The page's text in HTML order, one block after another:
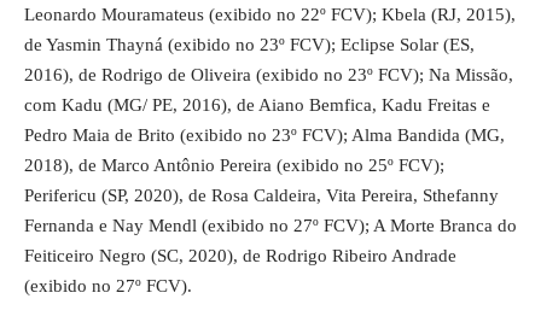
Leonardo Mouramateus (exibido no 22º FCV); Kbela (RJ, 2015),
de Yasmin Thayná (exibido no 23º FCV); Eclipse Solar (ES,
2016), de Rodrigo de Oliveira (exibido no 23º FCV); Na Missão,
com Kadu (MG/ PE, 2016), de Aiano Bemfica, Kadu Freitas e
Pedro Maia de Brito (exibido no 23º FCV); Alma Bandida (MG,
2018), de Marco Antônio Pereira (exibido no 25º FCV);
Perifericu (SP, 2020), de Rosa Caldeira, Vita Pereira, Sthefanny
Fernanda e Nay Mendl (exibido no 27º FCV); A Morte Branca do
Feiticeiro Negro (SC, 2020), de Rodrigo Ribeiro Andrade
(exibido no 27º FCV).